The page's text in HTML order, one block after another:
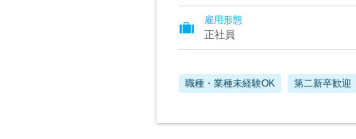
雇用形態
正社員
職種・業種未経験OK 第二新卒歓迎